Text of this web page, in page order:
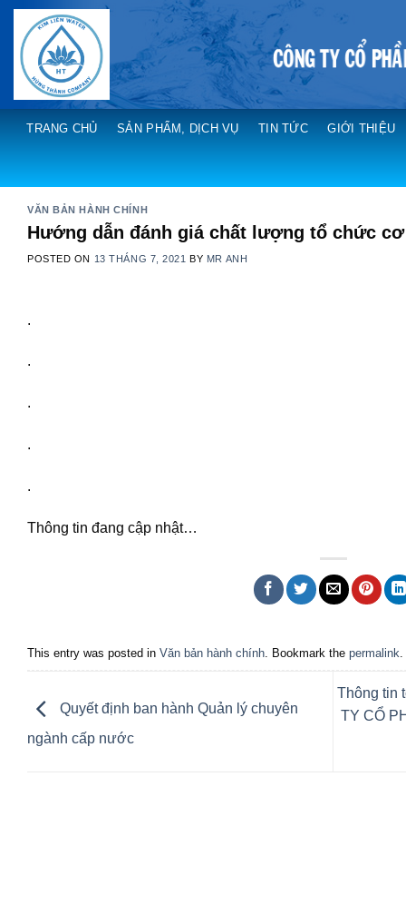
Skip
content
TRANG CHỦ SẢN PHẨM, DỊCH VỤ TIN TỨC GIỚI THIỆU
VĂN BẢN HÀNH CHÍNH
Hướng dẫn đánh giá chất lượng tổ chức
POSTED ON 13 THÁNG 7, 2021 BY MR ANH
.
.
.
.
.
Thông tin đang cập nhật…
This entry was posted in Văn bản hành chính . Bookmark the permalink
Quyết định ban hành Quản lý chuyên
ngành cấp nước
Thông tin
TY CỔ